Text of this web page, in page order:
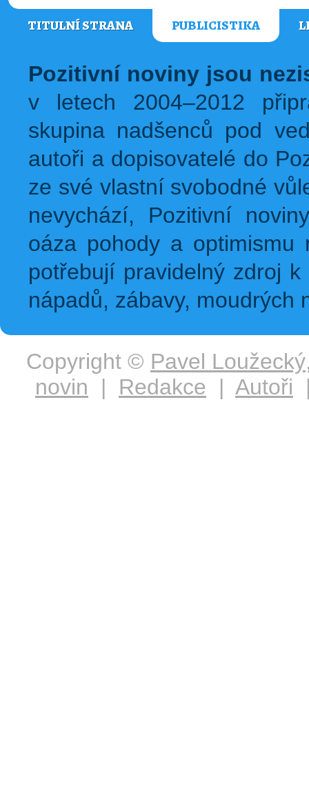
TITULNÍ STRANA PUBLICISTIKA
Pozitivní noviny jsou
v letech 2004–2012
skupina nadšenců pod
autoři a dopisovatelé do
ze své vlastní svobodné
nevychází, Pozitivní
oáza pohody a
potřebují pravidelný zdroj
nápadů, zábavy, moudrých
Copyright © Pavel Loužecký
novin | Redakce | Autoři